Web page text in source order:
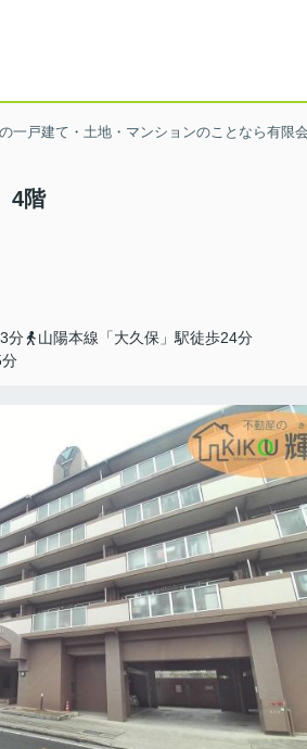
一戸建て・土地・マンションのことなら有限
4階
分
山陽本線「大久保」駅徒歩24分